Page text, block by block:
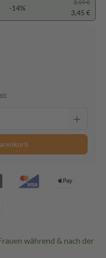
-14%
3,99 €
3,45 €
während & nach der